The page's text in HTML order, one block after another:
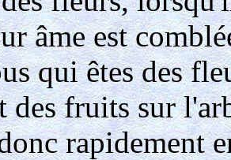
âme est
qui êtes des
des fruits sur
rapidement